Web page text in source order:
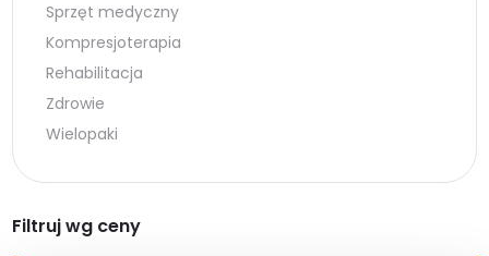
Sprzęt medyczny
Kompresjoterapia
Rehabilitacja
Zdrowie
Wielopaki
Filtruj wg ceny